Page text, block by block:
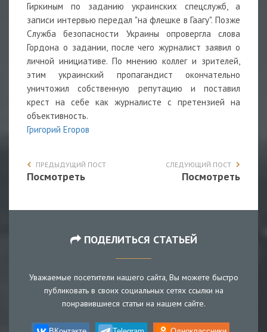
Гиркиным по заданию украинских спецслужб, а
записи интервью передал "на флешке в Гаагу". Позже
Служба безопасности Украины опровергла слова
Гордона о задании, после чего журналист заявил о
личной инициативе. По мнению коллег и зрителей,
этим украинский пропагандист окончательно
уничтожил собственную репутацию и поставил
крест на себе как журналисте с претензией на
объективность.
Григорий Егоров
ПРЕДЫДУЩИЙ ПОСТ
Посмотреть
СЛЕДУЮЩИЙ ПОСТ
Посмотреть
ПОДЕЛИТЬСЯ СТАТЬЕЙ
Уважаемые посетители нашего сайта, Вы можете быстро
публиковать в своих социальных сетях ссылки на
понравившиеся статьи на нашем сайте.